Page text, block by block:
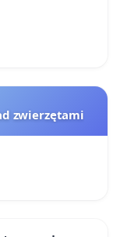
zwierzętami